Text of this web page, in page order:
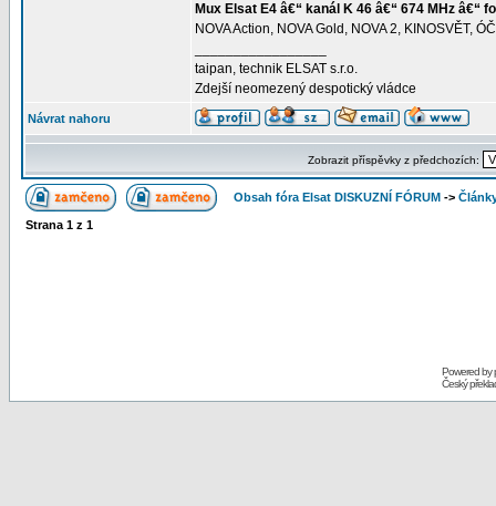
Mux Elsat E4 â€“ kanál K 46 â€“ 674 MHz â€“
NOVA Action, NOVA Gold, NOVA 2, KINOSVĚT,
taipan, technik ELSAT s.r.o.
Zdejší neomezený despotický vládce
Návrat nahoru
Zobrazit příspěvky z předchozích:
Obsah fóra Elsat DISKUZNÍ FÓRUM ->
Strana 1 z 1
Powered by
Český